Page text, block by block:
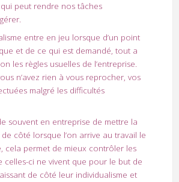
peut rendre nos tâches
entre en jeu lorsque d’un point
et de ce qui est demandé, tout a
les règles usuelles de l’entreprise.
n’avez rien à vous reprocher, vos
malgré les difficultés
souvent en entreprise de mettre la
côté lorsque l’on arrive au travail le
cela permet de mieux contrôler les
celles-ci ne vivent que pour le but de
de côté leur individualisme et